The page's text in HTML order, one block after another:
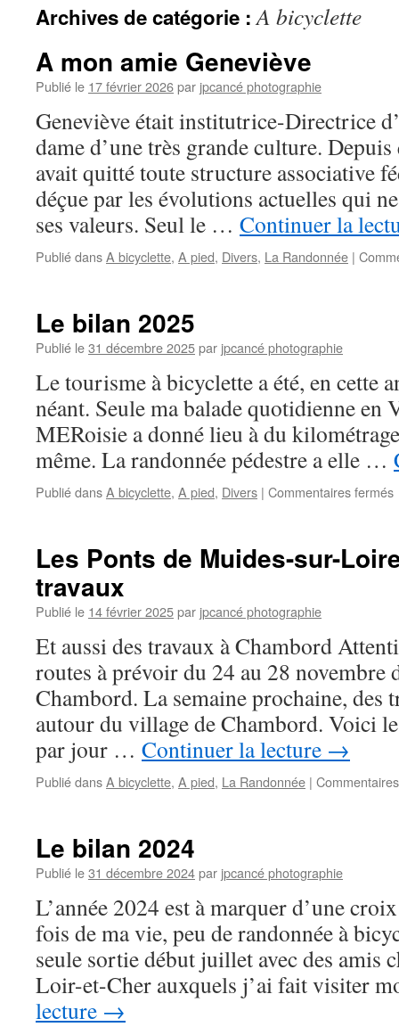
Archives de catégorie :A bicyclette
A mon amie Geneviève
Publié le 17 février 2026par jpcancé photographie
Geneviève était institutrice-Directrice
dame d’une très grande culture.
avait quitté toute structure associative
déçue par les évolutions actuelles qui
ses valeurs. Seul le … Continuer la
Publié dansA bicyclette, A pied, Divers, La Randonnée |
Le bilan 2025
Publié le31 décembre 2025par jpcancé photographie
Le tourisme à bicyclette a été, en cette
néant. Seule ma balade quotidienne en
MERoisie a donné lieu à du
même. La randonnée pédestre a elle …
Publié dansA bicyclette, A pied, Divers | Commentaires fermés
Les Ponts de Muides-sur-
travaux
Publié le 14 février 2025par jpcancé photographie
Et aussi des travaux à Chambord
routes à prévoir du 24 au 28 novembre
Chambord. La semaine prochaine, des
autour du village de Chambord. Voici
par jour … Continuer la lecture →
Publié dansA bicyclette, A pied, La Randonnée |
Le bilan 2024
Publié le31 décembre 2024par jpcancé photographie
L’année 2024 est à marquer d’une
fois de ma vie, peu de randonnée à
seule sortie début juillet avec des amis
Loir-et-Cher auxquels j’ai fait visiter
lecture →